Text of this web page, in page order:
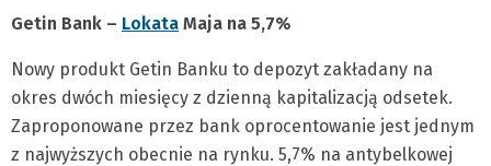
Getin Bank – Lokata Maja na 5,7%
Nowy produkt Getin Banku to depozyt zakładany na
okres dwóch miesięcy z dzienną kapitalizacją odsetek.
Zaproponowane przez bank oprocentowanie jest jednym
z najwyższych obecnie na rynku. 5,7% na antybelkowej